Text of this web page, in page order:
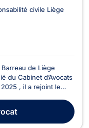
civile Liège
Barreau de Liège
du Cabinet d’Avocats
, il a rejoint le
juge suppléant
du canton de L...